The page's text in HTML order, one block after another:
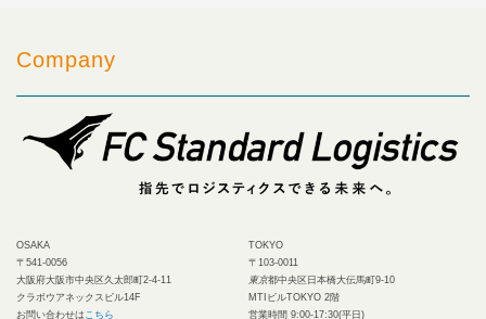
Company
OSAKA
〒541-0056
大阪府大阪市中央区久太郎町2-4-11
クラボウアネックスビル14F
お問い合わせは こちら
TOKYO
〒103-0011
東京都中央区日本橋大伝馬町9-10
MTIビルTOKYO 2階
営業時間 9:00-17:30(平日)